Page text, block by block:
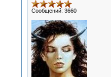
Сообщений: 3660